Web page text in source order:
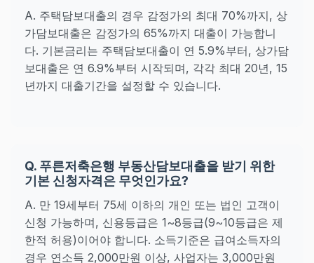
A. 주택담보대출의 경우 감정가의 최대 70%까지, 상
가담보대출은 감정가의 65%까지 대출이 가능합니
다. 기본금리는 주택담보대출이 연 5.9%부터, 상가담
보대출은 연 6.9%부터 시작되며, 각각 최대 20년, 15
년까지 대출기간을 설정할 수 있습니다.
Q. 푸른저축은행 부동산담보대출을 받기 위한
기본 신청자격은 무엇인가요?
A. 만 19세부터 75세 이하의 개인 또는 법인 고객이
신청 가능하며, 신용등급은 1~8등급(9~10등급은 제
한적 허용)이어야 합니다. 소득기준은 급여소득자의
경우 연소득 2,000만원 이상, 사업자는 3,000만원